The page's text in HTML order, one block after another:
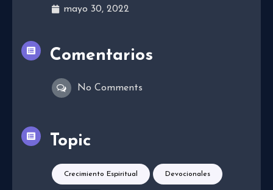
mayo 30, 2022
Comentarios
No Comments
Topic
Crecimiento Espiritual Devocionales